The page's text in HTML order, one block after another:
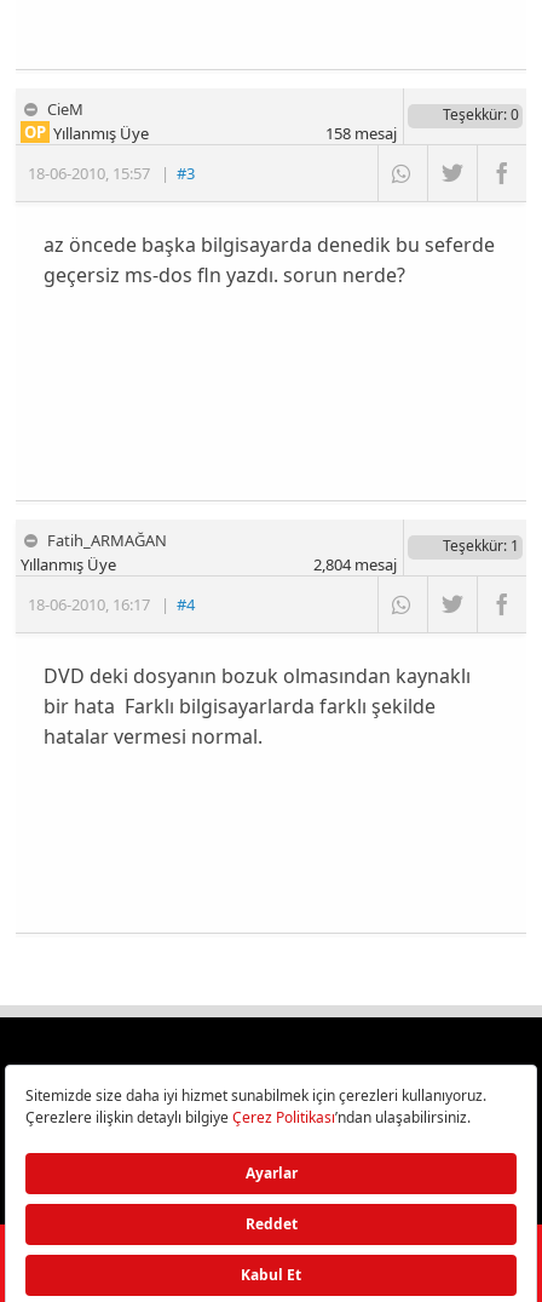
CieM
18-06-2010, 15:57 |#3
OP Yıllanmış Üye
Teşekkür: 0
158mesaj
az öncede başka bilgisayarda denedik bu seferde
geçersiz ms-dos fln yazdı. sorun nerde?
Fatih_ARMAĞAN
18-06-2010, 16:17 |#4
Yıllanmış Üye
Teşekkür: 1
2,804mesaj
DVD deki dosyanın bozuk olmasından kaynaklı
bir hata Farklı bilgisayarlarda farklı şekilde
hatalar vermesi normal.
Türkiye
Bilişim ve Teknoloji Haberleri CHIP Online’da!
©2026Doğan Burda Dergi Yayıncılık ve Pazarlama A.Ş./ Tüm hakları
saklıdır.